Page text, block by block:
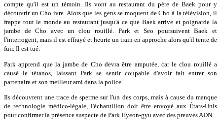
compte qu'il est un témoin. Ils vont au restaurant du père de Baek pour y
découvrir un Cho ivre. Alors que les gens se moquent de Cho à la télévision, il
frappe tout le monde au restaurant jusqu'à ce que Baek arrive et poignarde la
jambe de Cho avec un clou rouillé. Park et Seo poursuivent Baek et
l'interrogent, mais il est effrayé et heurte un train en approche alors qu'il tente de
fuir. Il est tué.
Park apprend que la jambe de Cho devra être amputée, car le clou rouillé a
causé le tétanos, laissant Park se sentir coupable d'avoir fait entrer son
partenaire et son meilleur ami dans la police.
Ils découvrent une trace de sperme sur l'un des corps, mais à cause du manque
de technologie médico-légale, l'échantillon doit être envoyé aux États-Unis
pour confirmer la présence suspecte de Park Hyeon-gyu avec des preuves ADN.